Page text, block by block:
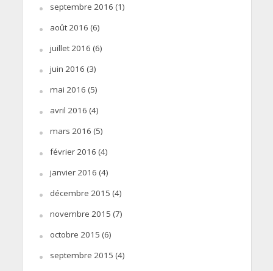
septembre 2016 (1)
août 2016 (6)
juillet 2016 (6)
juin 2016 (3)
mai 2016 (5)
avril 2016 (4)
mars 2016 (5)
février 2016 (4)
janvier 2016 (4)
décembre 2015 (4)
novembre 2015 (7)
octobre 2015 (6)
septembre 2015 (4)